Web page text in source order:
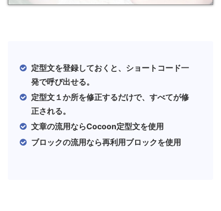
定型文を登録しておくと、ショートコード一
発で呼び出せる。
定型文１か所を修正するだけで、すべてが修
正される。
文章の流用ならCocoon定型文を使用
ブロックの流用なら再利用ブロックを使用